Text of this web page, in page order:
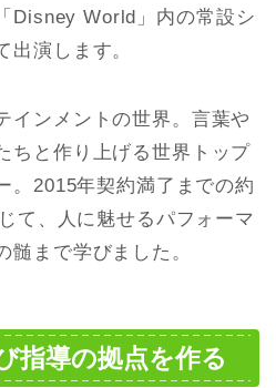
Disney World」内の常設シ
出演します。
インメントの世界。言葉や
ちと作り上げる世界トップ
。2015年契約満了までの約
て、人に魅せるパフォーマ
髄まで学びました。
指導の拠点を作る